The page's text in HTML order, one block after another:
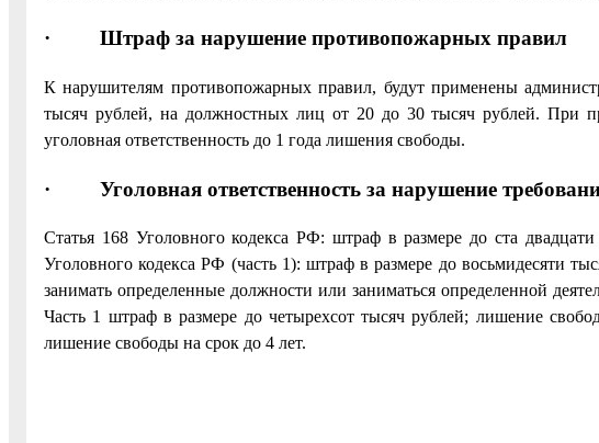
· Штраф за нарушение противопожарных правил
К нарушителям противопожарных правил, будут применены
тысяч рублей, на должностных лиц от 20 до 30 тысяч рублей. При
уголовная ответственность до 1 года лишения свободы.
· Уголовная ответственность за нарушение
Статья 168 Уголовного кодекса РФ: штраф в размере до ста
Уголовного кодекса РФ (часть 1): штраф в размере до восьмидесяти
занимать определенные должности или заниматься определенной
Часть 1 штраф в размере до четырехсот тысяч рублей; лишение
лишение свободы на срок до 4 лет.